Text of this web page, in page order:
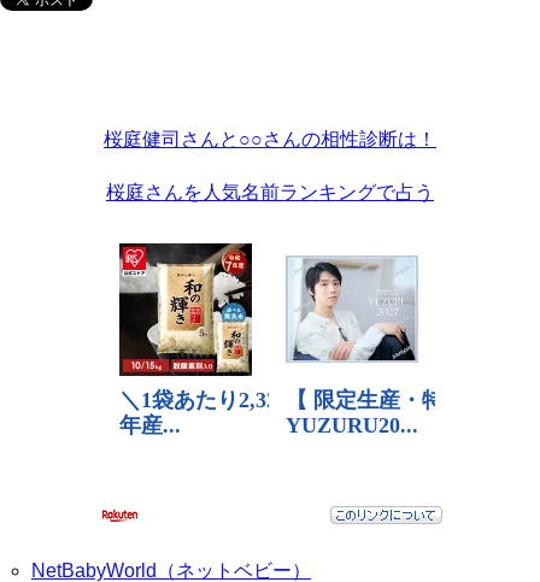
桜庭健司さんと○○さんの相性診断は！
桜庭さんを人気名前ランキングで占う
NetBabyWorld（ネットベビー）